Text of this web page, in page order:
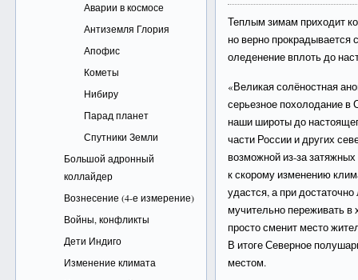
Аварии в космосе
Антиземля Глория
Апофис
Кометы
Нибиру
Парад планет
Спутники Земли
Большой адронный
коллайдер
Вознесение (4-е измерение)
Войны, конфликты
Дети Индиго
Изменение климата
Теплым зимам приходит
но верно прокрадывается
оледенение вплоть до
«Великая солёностная
серьезное похолодание
наши широты до
части России и других
возможной из-за
к скорому изменению
удастся, а при
мучительно переживать в
просто сменит место
В итоге Северное
местом.